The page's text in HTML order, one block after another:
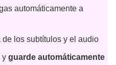
automáticamente a
los subtítulos y el audio
y guarde automáticamente